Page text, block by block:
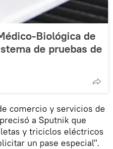
Biológica de
de pruebas de
comercio y servicios de
a Sputnik que
y triciclos eléctricos
un pase especial".